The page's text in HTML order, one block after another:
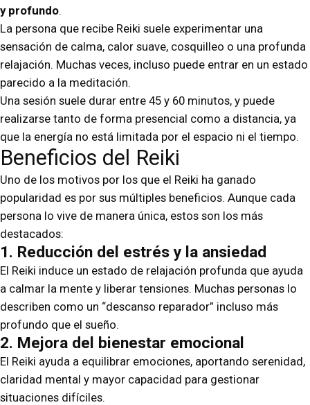
y profundo.
La persona que recibe Reiki suele experimentar una
sensación de calma, calor suave, cosquilleo o una profunda
relajación. Muchas veces, incluso puede entrar en un estado
parecido a la meditación.
Una sesión suele durar entre 45 y 60 minutos, y puede
realizarse tanto de forma presencial como a distancia, ya
que la energía no está limitada por el espacio ni el tiempo.
Beneficios del Reiki
Uno de los motivos por los que el Reiki ha ganado
popularidad es por sus múltiples beneficios. Aunque cada
persona lo vive de manera única, estos son los más
destacados:
1. Reducción del estrés y la ansiedad
El Reiki induce un estado de relajación profunda que ayuda
a calmar la mente y liberar tensiones. Muchas personas lo
describen como un “descanso reparador” incluso más
profundo que el sueño.
2. Mejora del bienestar emocional
El Reiki ayuda a equilibrar emociones, aportando serenidad,
claridad mental y mayor capacidad para gestionar
situaciones difíciles.